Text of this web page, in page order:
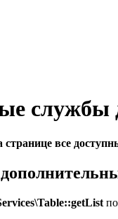
службы
все